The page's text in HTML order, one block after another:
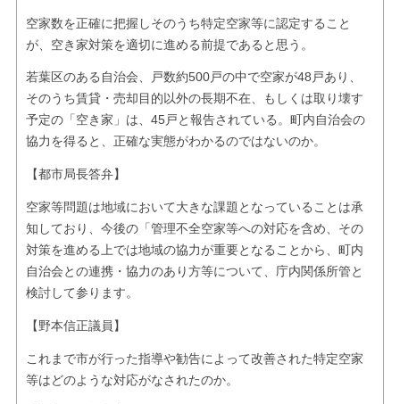
空家数を正確に把握しそのうち特定空家等に認定すること
が、空き家対策を適切に進める前提であると思う。
若葉区のある自治会、戸数約500戸の中で空家が48戸あり、
そのうち賃貸・売却目的以外の長期不在、もしくは取り壊す
予定の「空き家」は、45戸と報告されている。町内自治会の
協力を得ると、正確な実態がわかるのではないのか。
【都市局長答弁】
空家等問題は地域において大きな課題となっていることは承
知しており、今後の「管理不全空家等への対応を含め、その
対策を進める上では地域の協力が重要となることから、町内
自治会との連携・協力のあり方等について、庁内関係所管と
検討して参ります。
【野本信正議員】
これまで市が行った指導や勧告によって改善された特定空家
等はどのような対応がなされたのか。